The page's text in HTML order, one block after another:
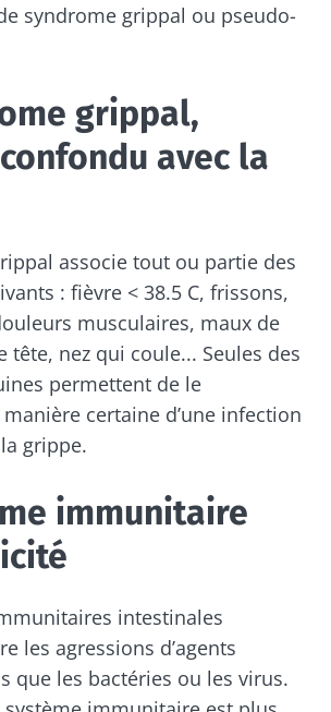
syndrome grippal ou pseudo-
grippal,
avec la
associe tout ou partie des
: fièvre < 38.5 C, frissons,
musculaires, maux de
tête, nez qui coule... Seules des
permettent de le
certaine d’une infection
grippe.
immunitaire
intestinales
les agressions d’agents
que les bactéries ou les virus.